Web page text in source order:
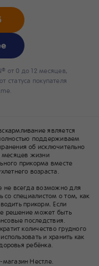
® от 0 до 12 месяцев,
статуса покупателя
является
поддерживаем
об исключительно
месяцев жизни
прикорма вместе
возраста.
не всегда возможно для
со специалистом о том, как
прикорм. Если
решение может быть
последствия.
количество грудного
и хранить как
ребёнка.
Нестле.